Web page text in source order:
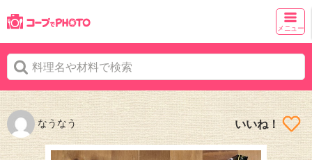
メニュー
なうなう いいね！